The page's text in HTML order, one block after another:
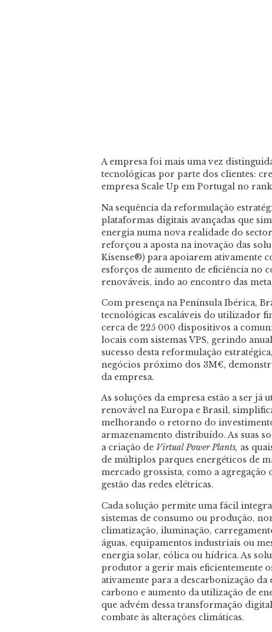
A empresa foi mais uma vez
tecnológicas por parte dos clientes:
empresa Scale Up em Portugal no
Na sequência da reformulação
plataformas digitais avançadas que
energia numa nova realidade do
reforçou a aposta na inovação das
Kisense®) para apoiarem ativamente
esforços de aumento de eficiência no
renováveis, indo ao encontro das
Com presença na Península Ibérica,
tecnológicas escaláveis do utilizador
cerca de 225 000 dispositivos a
locais com sistemas VPS, gerindo
sucesso desta reformulação
negócios próximo dos 3M€,
da empresa.
As soluções da empresa estão a ser
renovável na Europa e Brasil,
melhorando o retorno do
armazenamento distribuído. As suas
a criação de Virtual Power Plants, as
de múltiplos parques energéticos de
mercado grossista, como a
gestão das redes elétricas.
Cada solução permite uma fácil
sistemas de consumo ou produção,
climatização, iluminação,
águas, equipamentos industriais ou
energia solar, eólica ou hídrica. As
produtor a gerir mais eficientemente
ativamente para a descarbonização
carbono e aumento da utilização de
que advém dessa transformação
combate às alterações climáticas.